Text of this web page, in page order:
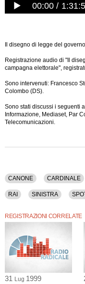
00:00
Il disegno di legge del
Registrazione audio di "Il
campagna elettorale",
Sono intervenuti: Francesco
Colombo (DS).
Sono stati discussi i seguenti
Informazione, Mediaset, Par
Telecomunicazioni.
CANONE CARDINALE
RAI SINISTRA
REGISTRAZIONI CORRELATE
31 Lug 1999